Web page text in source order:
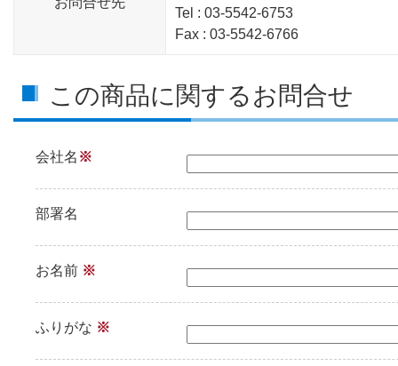
Tel : 03-5542-6753
Fax : 03-5542-6766
この商品に関するお問合せ
会社名 ※
部署名
お名前 ※
ふりがな ※